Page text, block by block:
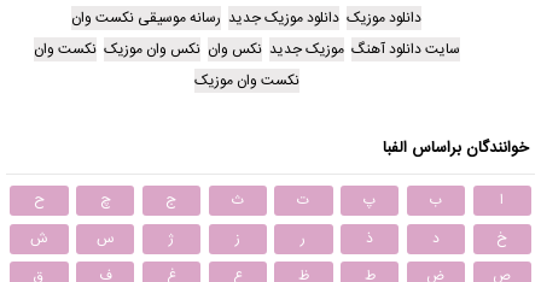
دانلود موزیک دانلود موزیک جدید رسانه موسیقی نکست وان
سایت دانلود آهنگ موزیک جدید نکس وان نکس وان موزیک نکست وان
نکست وان موزیک
خوانندگان براساس الفبا
ا ب پ ت ث ج چ
ح
خ
د ذ ر ز ژ س
ش
ص
ض ط ظ ع غ ف
ق